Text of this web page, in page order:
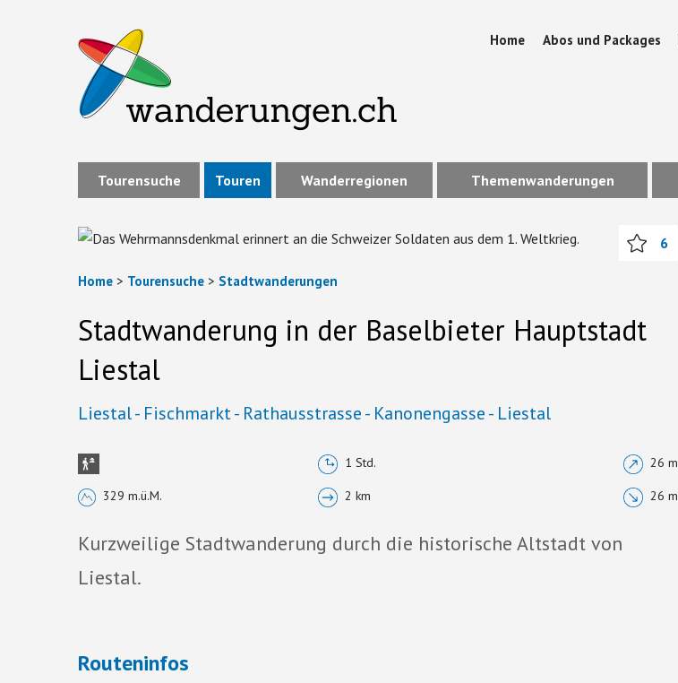
Home Abos und Packages
Tourensuche Touren Wanderregionen Themenwanderungen
6
Home > Tourensuche > Stadtwanderungen
Stadtwanderung in der Baselbieter Hauptstadt
Liestal
Liestal - Fischmarkt - Rathausstrasse - Kanonengasse - Liestal
1 Std. 26 m
329 m.ü.M. 2 km 26 m
Kurzweilige Stadtwanderung durch die historische Altstadt von
Liestal.
Routeninfos